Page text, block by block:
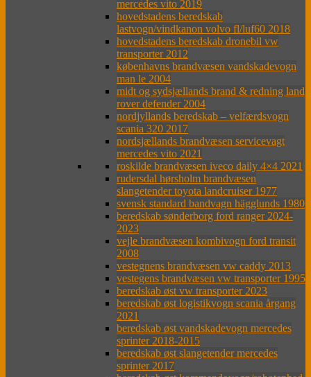
mercedes vito 2019
hovedstadens beredskab
lastvogn/vindkanon volvo fl/luf60 2018
hovedstadens beredskab dronebil vw
transporter 2012
københavns brandvæsen vandskadevogn
man le 2004
midt og sydsjællands brand & redning land
rover defender 2004
nordjyllands beredskab – velfærdsvogn
scania 320 2017
nordsjællands brandvæsen servicevagt
mercedes vito 2021
roskilde brandvæsen iveco daily 4×4 2021
rudersdal hørsholm brandvæsen
slangetender toyota landcruiser 1977
svensk standard bandvagn hägglunds 1980
beredskab sønderborg ford ranger 2024-
2023
vejle brandvæsen kombivogn ford transit
2008
vestegnens brandvæsen vw caddy 2013
vestegens brandvæsen vw transporter 1995
beredskab øst vw transporter 2023
beredskab øst logistikvogn scania årgang
2021
beredskab øst vandskadevogn mercedes
sprinter 2018-2015
beredskab øst slangetender mercedes
sprinter 2017